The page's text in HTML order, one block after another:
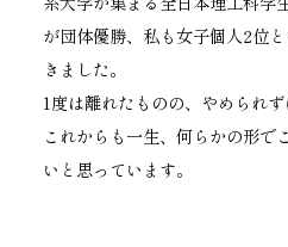
が団体優勝、私も女子個人2位
きました。
1度は離れたものの、やめられ
これからも一生、何らかの形で
いと思っています。